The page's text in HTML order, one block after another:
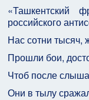
«Ташкентский
российского
Нас сотни тысяч,
Прошли бои,
Чтоб после
Они в тылу